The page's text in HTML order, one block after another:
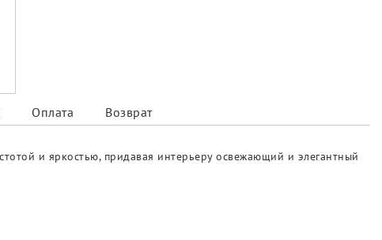
Оплата Возврат
и яркостью, придавая интерьеру освежающий и элегантный